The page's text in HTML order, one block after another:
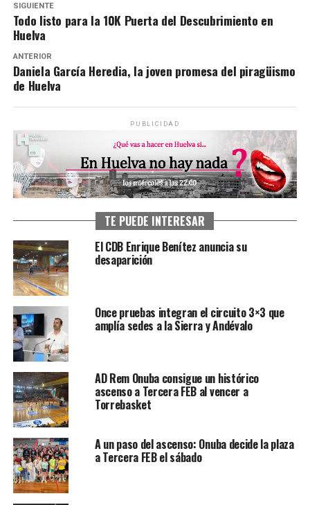
SIGUIENTE
Todo listo para la 10K Puerta del Descubrimiento en
Huelva
ANTERIOR
Daniela García Heredia, la joven promesa del piragüismo
de Huelva
PUBLICIDAD
TE PUEDE INTERESAR
El CDB Enrique Benítez anuncia su
desaparición
Once pruebas integran el circuito 3×3 que
amplía sedes a la Sierra y Andévalo
AD Rem Onuba consigue un histórico
ascenso a Tercera FEB al vencer a
Torrebasket
A un paso del ascenso: Onuba decide la plaza
a Tercera FEB el sábado